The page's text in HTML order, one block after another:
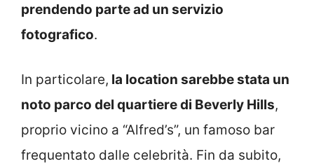
prendendo parte ad un servizio
fotografico.
In particolare, la location sarebbe stata un
noto parco del quartiere di Beverly Hills,
proprio vicino a “Alfred’s”, un famoso bar
frequentato dalle celebrità. Fin da subito,